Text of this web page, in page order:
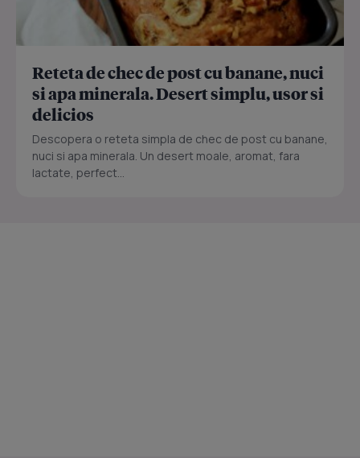
Reteta de chec de post cu banane, nuci
si apa minerala. Desert simplu, usor si
delicios
Descopera o reteta simpla de chec de post cu banane,
nuci si apa minerala. Un desert moale, aromat, fara
lactate, perfect...